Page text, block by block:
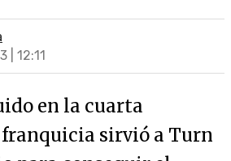
| 12:11
en la cuarta
sirvió a Turn